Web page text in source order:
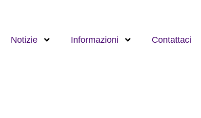
Notizie Informazioni Contattaci